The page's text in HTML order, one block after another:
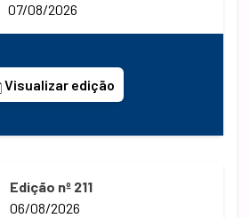
07/08/2026
Visualizar edição
Edição nº 211
06/08/2026